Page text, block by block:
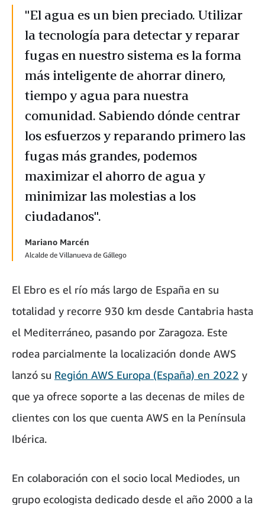
"El agua es un bien preciado. Utilizar
la tecnología para detectar y reparar
fugas en nuestro sistema es la forma
más inteligente de ahorrar dinero,
tiempo y agua para nuestra
comunidad. Sabiendo dónde centrar
los esfuerzos y reparando primero las
fugas más grandes, podemos
maximizar el ahorro de agua y
minimizar las molestias a los
ciudadanos".
Mariano Marcén
Alcalde de Villanueva de Gállego
El Ebro es el río más largo de España en su
totalidad y recorre 930 km desde Cantabria hasta
el Mediterráneo, pasando por Zaragoza. Este
rodea parcialmente la localización donde AWS
lanzó su Región AWS Europa (España) en 2022 y
que ya ofrece soporte a las decenas de miles de
clientes con los que cuenta AWS en la Península
Ibérica.
En colaboración con el socio local Mediodes, un
grupo ecologista dedicado desde el año 2000 a la